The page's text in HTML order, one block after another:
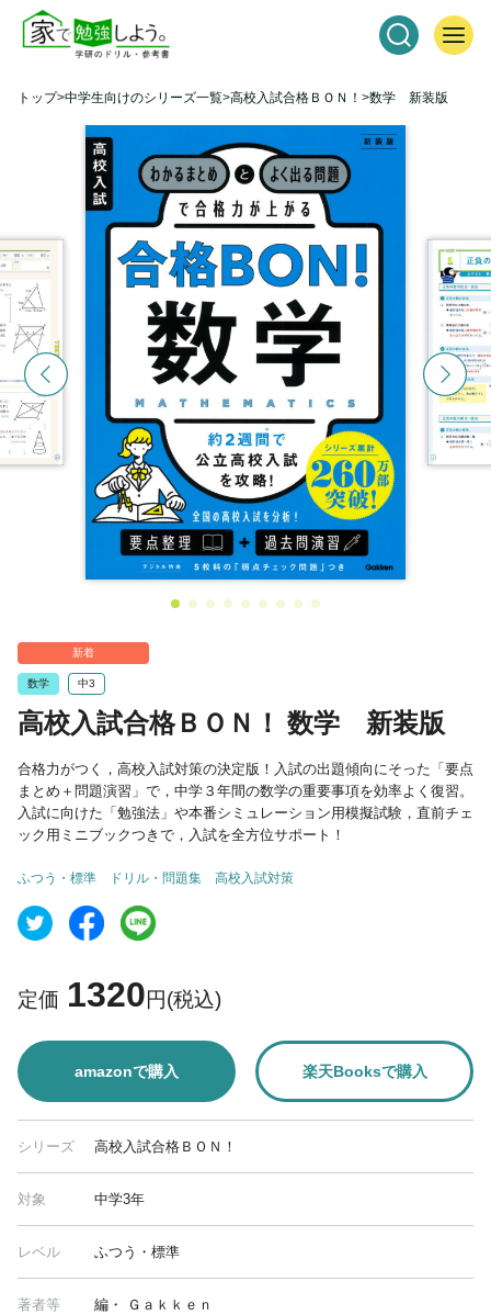
トップ 中学生向けのシリーズ一覧 高校入試合格ＢＯＮ！ 数学 新装版
新着
数学 中3
高校入試合格ＢＯＮ！ 数学 新装版
合格力がつく，高校入試対策の決定版！入試の出題傾向にそった「要点
まとめ＋問題演習」で，中学３年間の数学の重要事項を効率よく復習。
入試に向けた「勉強法」や本番シミュレーション用模擬試験，直前チェ
ック用ミニブックつきで，入試を全方位サポート！
ふつう・標準 ドリル・問題集 高校入試対策
定価 1320円(税込)
amazonで購入 楽天Booksで購入
シリーズ 高校入試合格ＢＯＮ！
対象 中学3年
レベル ふつう・標準
著者等 編・ Ｇａｋｋｅｎ